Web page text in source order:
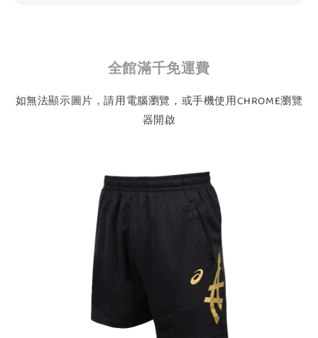
全館滿千免運費
如無法顯示圖片，請用電腦瀏覽，或手機使用CHROME瀏覽
器開啟